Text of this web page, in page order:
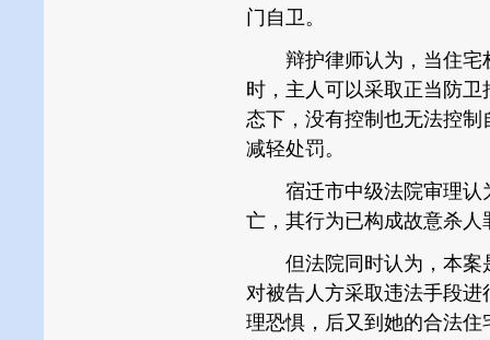
门自卫。
辩护律师认为，当住宅
时，主人可以采取正当防
态下，没有控制也无法控
减轻处罚。
宿迁市中级法院审理认
亡，其行为已构成故意杀人
但法院同时认为，本案
对被告人方采取违法手段
理恐惧，后又到她的合法